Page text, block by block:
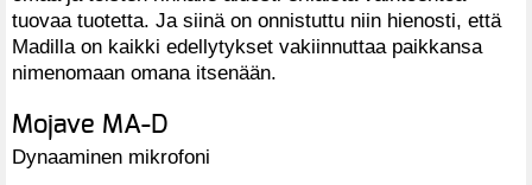
tuovaa tuotetta. Ja siinä on onnistuttu niin hienosti, että
Madilla on kaikki edellytykset vakiinnuttaa paikkansa
nimenomaan omana itsenään.
Mojave MA-D
Dynaaminen mikrofoni